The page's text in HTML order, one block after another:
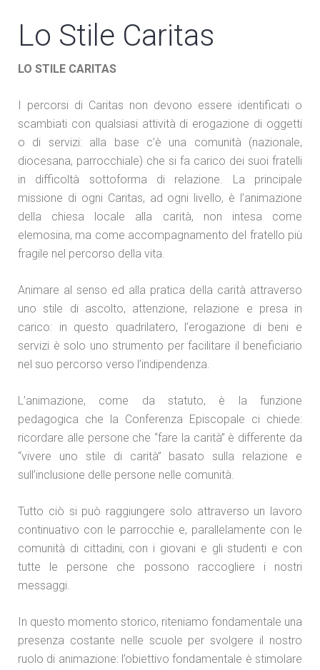
Lo Stile Caritas
LO STILE CARITAS
I percorsi di Caritas non devono essere identificati o
scambiati con qualsiasi attività di erogazione di oggetti
o di servizi: alla base c’è una comunità (nazionale,
diocesana, parrocchiale) che si fa carico dei suoi fratelli
in difficoltà sottoforma di relazione. La principale
missione di ogni Caritas, ad ogni livello, è l’animazione
della chiesa locale alla carità, non intesa come
elemosina, ma come accompagnamento del fratello più
fragile nel percorso della vita.
Animare al senso ed alla pratica della carità attraverso
uno stile di ascolto, attenzione, relazione e presa in
carico: in questo quadrilatero, l’erogazione di beni e
servizi è solo uno strumento per facilitare il beneficiario
nel suo percorso verso l’indipendenza.
L’animazione, come da statuto, è la funzione
pedagogica che la Conferenza Episcopale ci chiede:
ricordare alle persone che “fare la carità” è differente da
“vivere uno stile di carità” basato sulla relazione e
sull’inclusione delle persone nelle comunità.
Tutto ciò si può raggiungere solo attraverso un lavoro
continuativo con le parrocchie e, parallelamente con le
comunità di cittadini, con i giovani e gli studenti e con
tutte le persone che possono raccogliere i nostri
messaggi.
In questo momento storico, riteniamo fondamentale una
presenza costante nelle scuole per svolgere il nostro
ruolo di animazione: l’obiettivo fondamentale è stimolare